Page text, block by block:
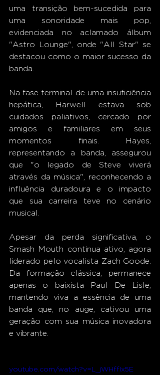
uma transição bem-sucedida para
uma sonoridade mais pop,
evidenciada no aclamado álbum
"Astro Lounge", onde "All Star" se
destacou como o maior sucesso da
banda.
Na fase terminal de uma insuficiência
hepática, Harwell estava sob
cuidados paliativos, cercado por
amigos e familiares em seus
momentos finais. Hayes,
representando a banda, assegurou
que "o legado de Steve viverá
através da música", reconhecendo a
influência duradoura e o impacto
que sua carreira teve no cenário
musical.
Apesar da perda significativa, o
Smash Mouth continua ativo, agora
liderado pelo vocalista Zach Goode.
Da formação clássica, permanece
apenas o baixista Paul De Lisle,
mantendo viva a essência de uma
banda que, no auge, cativou uma
geração com sua música inovadora
e vibrante.
youtube.com/watch?v=L_jWHffIx5E